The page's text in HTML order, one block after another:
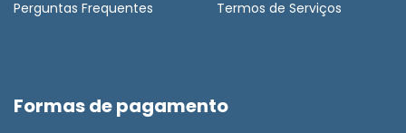
Perguntas Frequentes Termos de Serviços
Formas de pagamento